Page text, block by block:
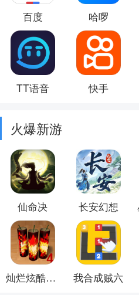
百度 哈啰
TT语音 快手
火爆新游
仙命决 长安幻想
灿烂炫酷模拟器 我合成贼六